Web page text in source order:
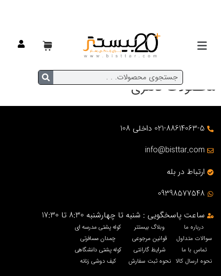
محصولات فانتزی
021-88614063-5 داخلی 108
info@bisttar.com
ارتباط در بله
09398577548
ساعت پاسخگویی : شنبه تا چهارشنبه 8:30 تا 17:30
درباره ما
سوالات متداول
تماس با ما
نحوه ارسال کالا
وبلاگ بیستتر
قوانین مرجوعی
شرایط گارانتی
نحوه ثبت سفارش
کوله پشتی مدرسه ای
چمدان مسافرتی
کوله پشتی دانشگاهی
کیف دوشی زنانه